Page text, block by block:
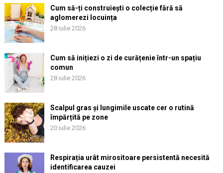
Cum să-ți construiești o colecție fără să
aglomerezi locuința
28 iulie 2026
Cum să inițiezi o zi de curățenie într-un spațiu
comun
28 iulie 2026
Scalpul gras și lungimile uscate cer o rutină
împărțită pe zone
20 iulie 2026
Respirația urât mirositoare persistentă necesită
identificarea cauzei